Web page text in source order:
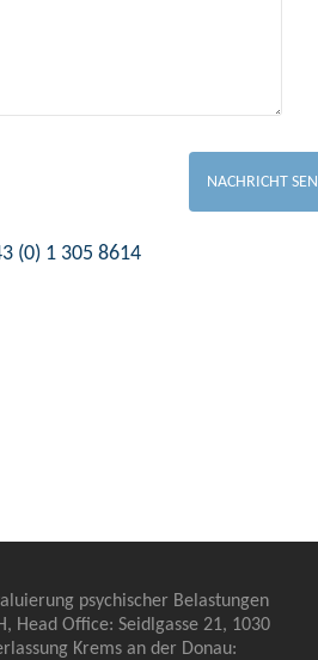
(0) 1 305 8614
psychischer Belastungen
Head Office: Seidlgasse 21, 1030
Krems an der Donau: